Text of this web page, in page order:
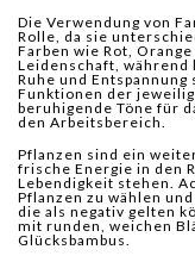
Die Verwendung von
Rolle, da sie
Farben wie Rot,
Leidenschaft, während
Ruhe und Entspannung
Funktionen der
beruhigende Töne für
den Arbeitsbereich.
Pflanzen sind ein
frische Energie in den
Lebendigkeit stehen.
Pflanzen zu wählen
die als negativ gelten
mit runden, weichen
Glücksbambus.